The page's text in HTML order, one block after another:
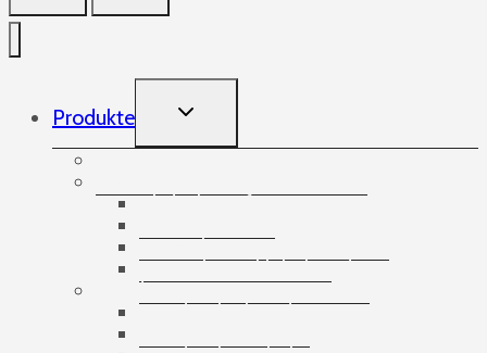
Produkte TOGGLE
CHILD
Abdeckstreifen
Spezialisierte Bänder
Verpackungsklebebänder
Banding
Banderolierbänder